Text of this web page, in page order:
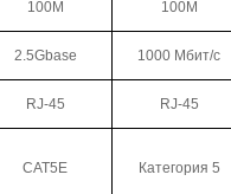
100М 100М
2.5Gbase 1000 Мбит/с
RJ-45 RJ-45
CAT5E Категория 5